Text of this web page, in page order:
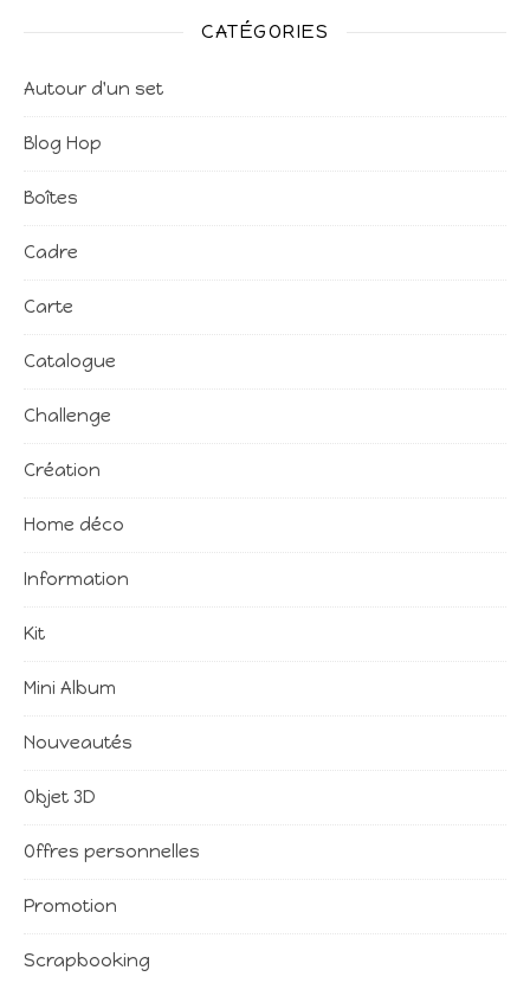
CATÉGORIES
Autour d'un set
Blog Hop
Boîtes
Cadre
Carte
Catalogue
Challenge
Création
Home déco
Information
Kit
Mini Album
Nouveautés
Objet 3D
Offres personnelles
Promotion
Scrapbooking